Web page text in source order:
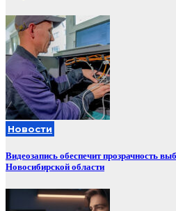
Новости
Видеозапись обеспечит прозрачность
Новосибирской области